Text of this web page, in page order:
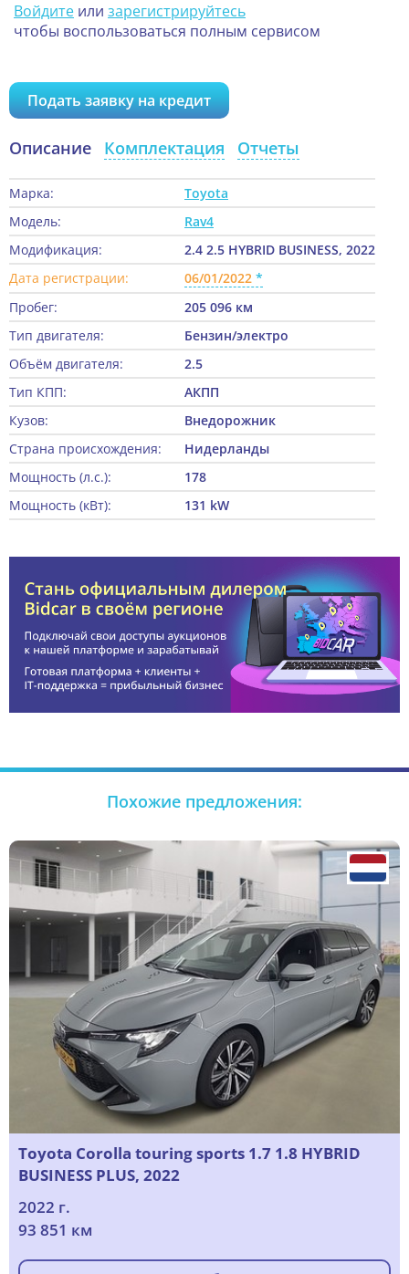
Войдите или зарегистрируйтесь
чтобы воспользоваться полным сервисом
Подать заявку на кредит
Описание Комплектация Отчеты
Марка:
Toyota
Модель:
Rav4
Модификация:
2.4 2.5 HYBRID BUSINESS, 2022
Дата регистрации:
06/01/2022
Пробег:
205 096 км
Тип двигателя:
Бензин/электро
Объём двигателя:
2.5
Тип КПП:
АКПП
Кузов:
Внедорожник
Страна происхождения:
Нидерланды
Мощность (л.с.):
178
Мощность (кВт):
131 kW
Похожие предложения:
Toyota Corolla touring sports 1.7 1.8 HYBRID
BUSINESS PLUS, 2022
2022 г.
93 851 км